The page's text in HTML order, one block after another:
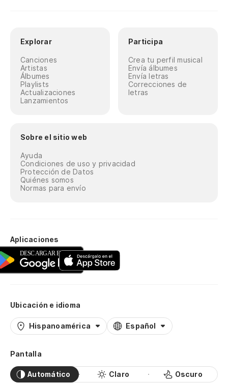
Explorar
Canciones
Artistas
Álbumes
Playlists
Actualizaciones
Lanzamientos
Participa
Crea tu perfil musical
Envía álbumes
Envía letras
Correcciones de
letras
Sobre el sitio web
Ayuda
Condiciones de uso y privacidad
Protección de Datos
Quiénes somos
Normas para envío
Aplicaciones
Ubicación e idioma
Hispanoamérica Español
Pantalla
Automático Claro Oscuro